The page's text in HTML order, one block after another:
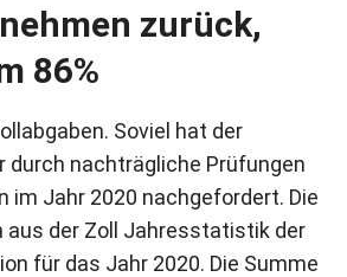
zurück,
86%
Soviel hat der
durch nachträgliche Prüfungen
im Jahr 2020 nachgefordert. Die
aus der Zoll Jahresstatistik der
für das Jahr 2020. Die Summe